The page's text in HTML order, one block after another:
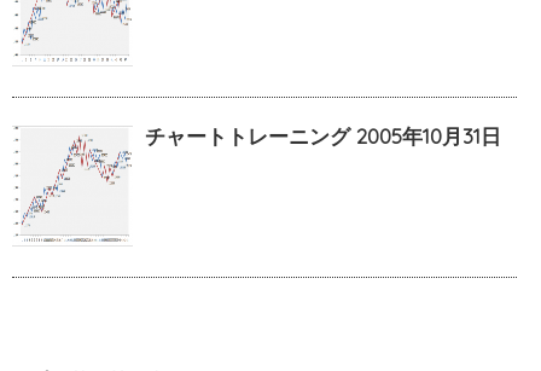
チャートトレーニング 2005年10月31日